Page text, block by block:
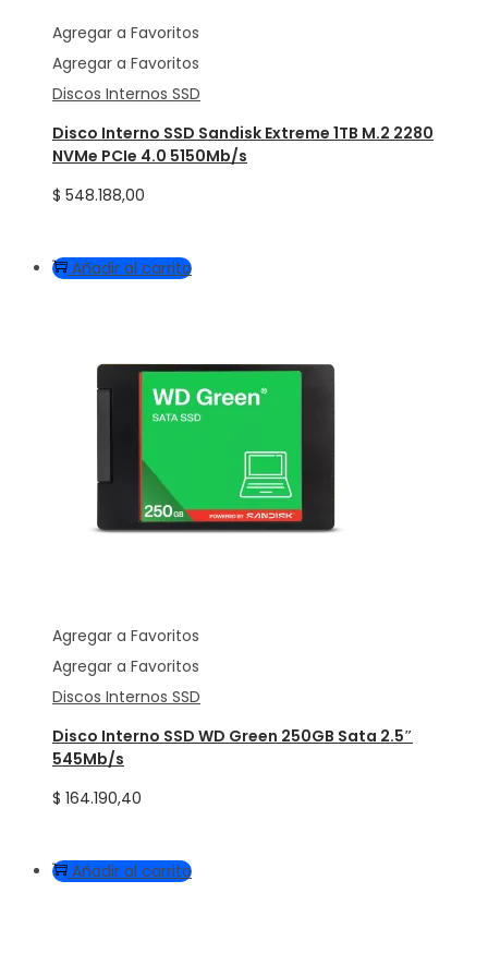
Agregar a Favoritos
Agregar a Favoritos
Discos Internos SSD
Disco Interno SSD Sandisk Extreme 1TB M.2 2280
NVMe PCIe 4.0 5150Mb/s
$ 548.188,00
Añadir al carrito
Agregar a Favoritos
Agregar a Favoritos
Discos Internos SSD
Disco Interno SSD WD Green 250GB Sata 2.5″
545Mb/s
$ 164.190,40
Añadir al carrito